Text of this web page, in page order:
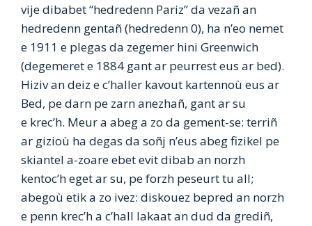
vije dibabet “hedredenn Pariz” da vezañ an
hedredenn gentañ (hedredenn 0), ha n’eo nemet
e 1911 e plegas da zegemer hini Greenwich
(degemeret e 1884 gant ar peurrest eus ar bed).
Hiziv an deiz e c’haller kavout kartennoù eus ar
Bed, pe darn pe zarn anezhañ, gant ar su
e krec’h. Meur a abeg a zo da gement-se: terriñ
ar gizioù ha degas da soñj n’eus abeg fizikel pe
skiantel a-zoare ebet evit dibab an norzh
kentoc’h eget ar su, pe forzh peseurt tu all;
abegoù etik a zo ivez: diskouez bepred an norzh
e penn krec’h a c’hall lakaat an dud da grediñ,